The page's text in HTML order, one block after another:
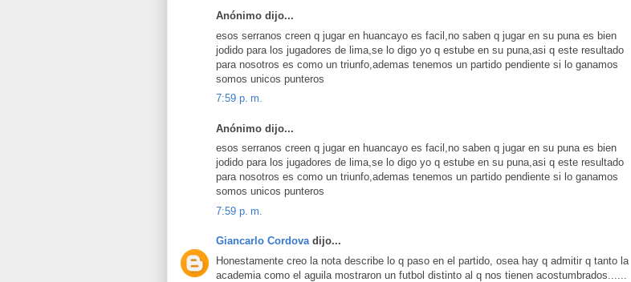
Anónimo dijo...
esos serranos creen q jugar en huancayo es facil,no saben q jugar en su puna es bien
jodido para los jugadores de lima,se lo digo yo q estube en su puna,asi q este resultado
para nosotros es como un triunfo,ademas tenemos un partido pendiente si lo ganamos
somos unicos punteros
7:59 p. m.
Anónimo dijo...
esos serranos creen q jugar en huancayo es facil,no saben q jugar en su puna es bien
jodido para los jugadores de lima,se lo digo yo q estube en su puna,asi q este resultado
para nosotros es como un triunfo,ademas tenemos un partido pendiente si lo ganamos
somos unicos punteros
7:59 p. m.
Giancarlo Cordovadijo...
Honestamente creo la nota describe lo q paso en el partido, osea hay q admitir q tanto la
academia como el aguila mostraron un futbol distinto al q nos tienen acostumbrados......